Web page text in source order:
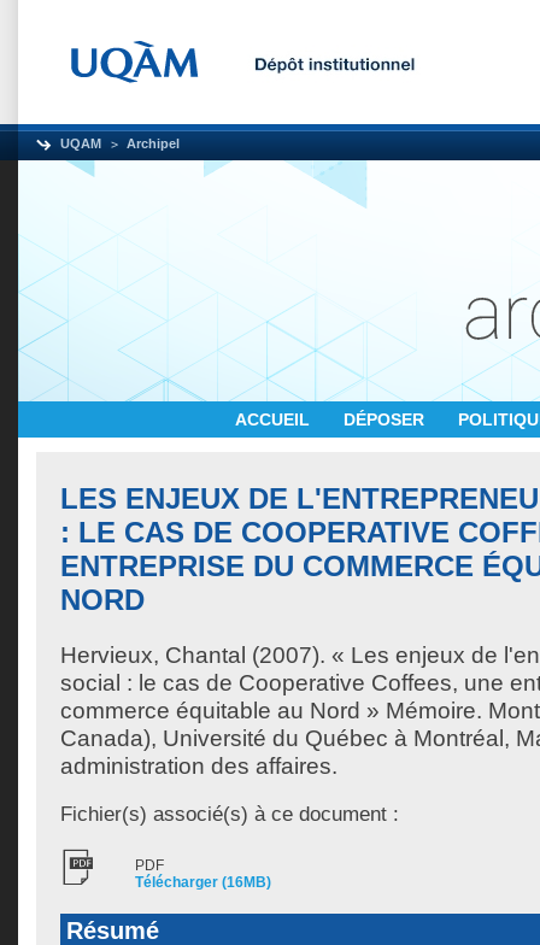
UQAM Archipel
ACCUEIL DÉPOSER
LES ENJEUX DE
: LE CAS DE COOPERATIVE
ENTREPRISE DU COMMERCE
NORD
Hervieux, Chantal (2007). « Les enjeux de
social : le cas de Cooperative Coffees, une
commerce équitable au Nord » Mémoire.
Canada), Université du Québec à Montréal,
administration des affaires.
Fichier(s) associé(s) à ce document :
PDF
Télécharger (16MB)
Résumé